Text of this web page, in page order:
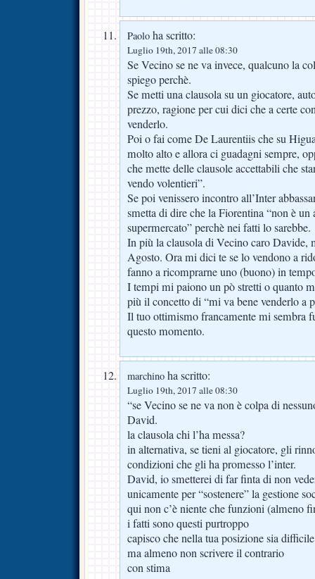
Paolo ha scritto:
Luglio 19th, 2017 alle 08:30
Se Vecino se ne va invece, qualcuno la
spiego perchè.
Se metti una clausola su un giocatore,
prezzo, ragione per cui dici che a certe
venderlo.
Poi o fai come De Laurentiis che su
molto alto e allora ci guadagni sempre,
che mette delle clausole accettabili che
vendo volentieri”.
Se poi venissero incontro all’Inter
smetta di dire che la Fiorentina “non è un
supermercato” perchè nei fatti lo sarebbe.
In più la clausola di Vecino caro Davide,
Agosto. Ora mi dici te se lo vendono a
fanno a ricomprarne uno (buono) in
I tempi mi paiono un pò stretti o quanto
più il concetto di “mi va bene venderlo a
Il tuo ottimismo francamente mi sembra
questo momento.
marchino ha scritto:
Luglio 19th, 2017 alle 08:30
“se Vecino se ne va non è colpa di
David.
la clausola chi l’ha messa?
in alternativa, se tieni al giocatore, gli
condizioni che gli ha promesso l’inter.
David, io smetterei di far finta di non
unicamente per “sostenere” la gestione
qui non c’è niente che funzioni (almeno
i fatti sono questi purtroppo
capisco che nella tua posizione sia
ma almeno non scrivere il contrario
con stima